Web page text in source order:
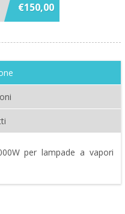
€150,00
per lampade a vapori